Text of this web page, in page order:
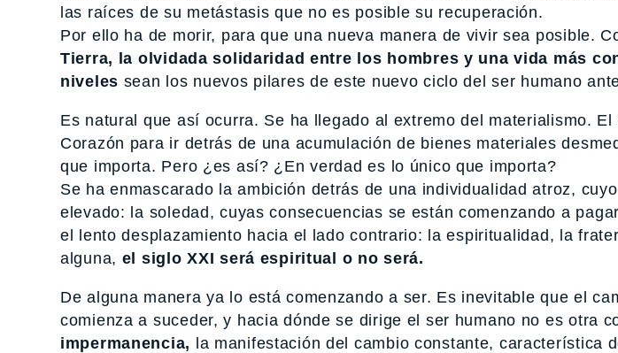
las raíces de su metástasis que no es posible su recuperación.
Por ello ha de morir, para que una nueva manera de vivir sea posible.
Tierra, la olvidada solidaridad entre los hombres y una vida más
niveles sean los nuevos pilares de este nuevo ciclo del ser humano
Es natural que así ocurra. Se ha llegado al extremo del materialismo.
Corazón para ir detrás de una acumulación de bienes materiales
que importa. Pero ¿es así? ¿En verdad es lo único que importa?
Se ha enmascarado la ambición detrás de una individualidad atroz,
elevado: la soledad, cuyas consecuencias se están comenzando a
el lento desplazamiento hacia el lado contrario: la espiritualidad, la
alguna, el siglo XXI será espiritual o no será.
De alguna manera ya lo está comenzando a ser. Es inevitable que el
comienza a suceder, y hacia dónde se dirige el ser humano no es otra
impermanencia, la manifestación del cambio constante, característica